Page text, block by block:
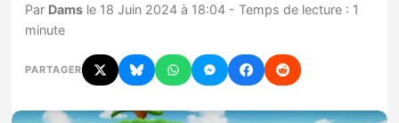
Hardware
Mises à jour
Chiffres de ventes
Par Dams le 18 Juin 2024 à 18:04 - Temps de lecture : 1
minute
PARTAGER